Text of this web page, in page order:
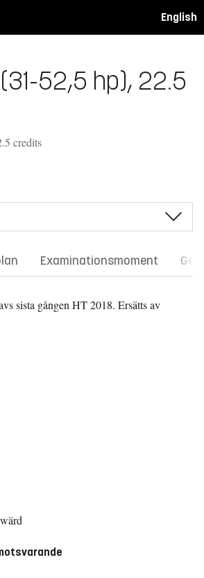
English
52,5 hp), 22.5
credits
Examinationsmoment
sista gången HT 2018. Ersätts av